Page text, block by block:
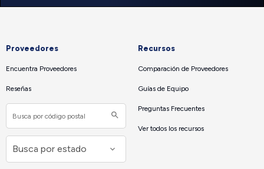
Proveedores
Encuentra Proveedores
Reseñas
Recursos
Comparación de Proveedores
Guías de Equipo
Preguntas Frecuentes
Ver todos los recursos